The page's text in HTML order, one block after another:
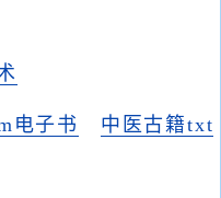
电子书
中医古籍txt